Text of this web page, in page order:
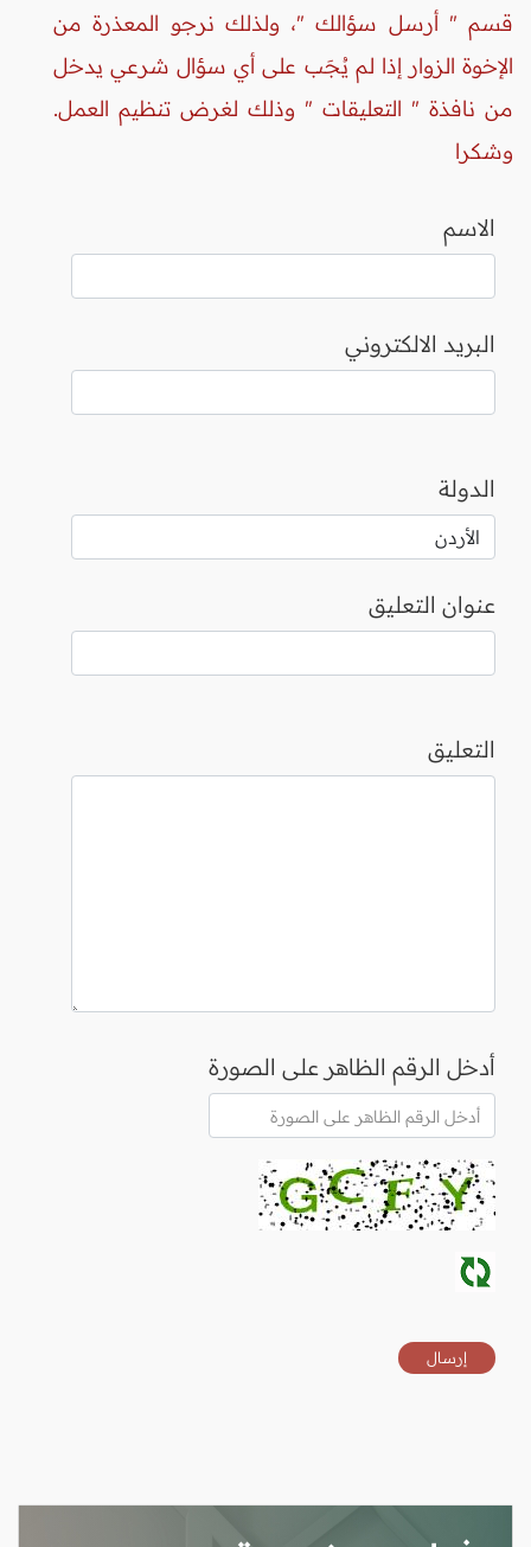
قسم " أرسل سؤالك "، ولذلك نرجو المعذرة من
الإخوة الزوار إذا لم يُجَب على أي سؤال شرعي يدخل
من نافذة " التعليقات " وذلك لغرض تنظيم العمل.
وشكرا
الاسم
البريد الالكتروني
الدولة
عنوان التعليق
التعليق
أدخل الرقم الظاهر على الصورة